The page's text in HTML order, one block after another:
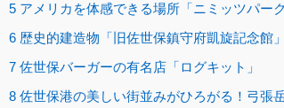
5 アメリカを体感できる場所「ニミッツパーク
6 歴史的建造物「旧佐世保鎮守府凱旋記念館」
7 佐世保バーガーの有名店「ログキット」
8 佐世保港の美しい街並みがひろがる！弓張